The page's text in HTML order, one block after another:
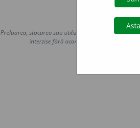
Copyright ©
Preluarea, stocarea sau utilizarea datelor de pe
interzise fără acordul nostru prealabil